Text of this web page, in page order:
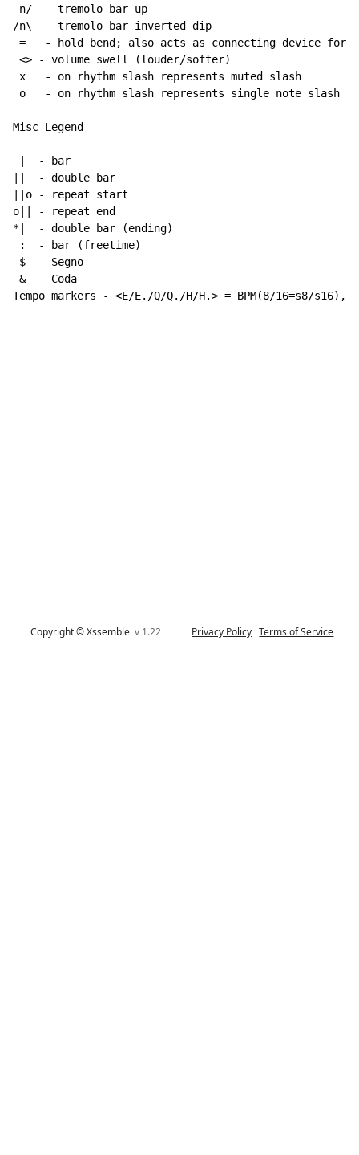
n/  - tremolo bar up
/n\  - tremolo bar inverted dip
=   - hold bend; also acts as connecting device for
<> - volume swell (louder/softer)
x   - on rhythm slash represents muted slash
o   - on rhythm slash represents single note slash
Misc Legend
-----------
|  - bar
||  - double bar
||o - repeat start
o|| - repeat end
*|  - double bar (ending)
:  - bar (freetime)
$  - Segno
&  - Coda
Tempo markers - <E/E./Q/Q./H/H.> = BPM(8/16=s8/
Copyright © Xssemblev 1.22 Privacy Policy Terms of Service